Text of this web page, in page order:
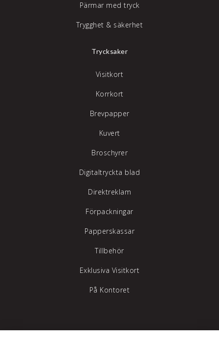
Pärmar med tryck
Trygghet & säkerhet
Trycksaker
Visitkort
Korrkort
Brevpapper
Kuvert
Broschyrer
Digitaltryckta blad
Direktreklam
Förpackningar
Papperskassar
Tillbehör
Exklusiva Visitkort
På Kontoret